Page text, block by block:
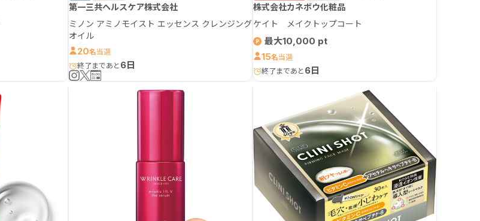
第一三共ヘルスケア株式会社
ミノン アミノモイスト エッセンス クレンジング
オイル
20名
6日
株式会社カネボウ化粧品
ケイト メイクトップコート
最大10,000
15名
6日